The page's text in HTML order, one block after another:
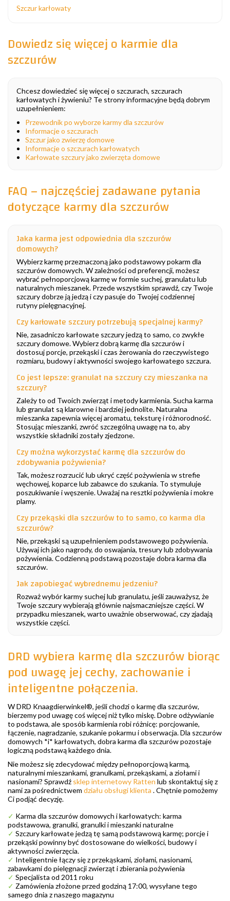
Szczur karłowaty
Dowiedz się więcej o karmie dla
szczurów
Chcesz dowiedzieć się więcej o szczurach, szczurach
karłowatych i żywieniu? Te strony informacyjne będą dobrym
uzupełnieniem:
Przewodnik po wyborze karmy dla szczurów
Informacje o szczurach
Szczur jako zwierzę domowe
Informacje o szczurach karłowatych
Karłowate szczury jako zwierzęta domowe
FAQ – najczęściej zadawane pytania
dotyczące karmy dla szczurów
Jaka karma jest odpowiednia dla szczurów
domowych?
Wybierz karmę przeznaczoną jako podstawowy pokarm dla
szczurów domowych. W zależności od preferencji, możesz
wybrać pełnoporcjową karmę w formie suchej, granulatu lub
naturalnych mieszanek. Przede wszystkim sprawdź, czy Twoje
szczury dobrze ją jedzą i czy pasuje do Twojej codziennej
rutyny pielęgnacyjnej.
Czy karłowate szczury potrzebują specjalnej karmy?
Nie, zasadniczo karłowate szczury jedzą to samo, co zwykłe
szczury domowe. Wybierz dobrą karmę dla szczurów i
dostosuj porcje, przekąski i czas żerowania do rzeczywistego
rozmiaru, budowy i aktywności swojego karłowatego szczura.
Co jest lepsze: granulat na szczury czy mieszanka na
szczury?
Zależy to od Twoich zwierząt i metody karmienia. Sucha karma
lub granulat są klarowne i bardziej jednolite. Naturalna
mieszanka zapewnia więcej aromatu, teksturę i różnorodność.
Stosując mieszanki, zwróć szczególną uwagę na to, aby
wszystkie składniki zostały zjedzone.
Czy można wykorzystać karmę dla szczurów do
zdobywania pożywienia?
Tak, możesz rozrzucić lub ukryć część pożywienia w strefie
węchowej, koparce lub zabawce do szukania. To stymuluje
poszukiwanie i węszenie. Uważaj na resztki pożywienia i mokre
plamy.
Czy przekąski dla szczurów to to samo, co karma dla
szczurów?
Nie, przekąski są uzupełnieniem podstawowego pożywienia.
Używaj ich jako nagrody, do oswajania, tresury lub zdobywania
pożywienia. Codzienną podstawą pozostaje dobra karma dla
szczurów.
Jak zapobiegać wybrednemu jedzeniu?
Rozważ wybór karmy suchej lub granulatu, jeśli zauważysz, że
Twoje szczury wybierają głównie najsmaczniejsze części. W
przypadku mieszanek, warto uważnie obserwować, czy zjadają
wszystkie części.
DRD wybiera karmę dla szczurów biorąc
pod uwagę jej cechy, zachowanie i
inteligentne połączenia.
W DRD Knaagdierwinkel®, jeśli chodzi o karmę dla szczurów,
bierzemy pod uwagę coś więcej niż tylko miskę. Dobre odżywianie
to podstawa, ale sposób karmienia robi różnicę: porcjowanie,
łączenie, nagradzanie, szukanie pokarmu i obserwacja. Dla szczurów
domowych *i* karłowatych, dobra karma dla szczurów pozostaje
logiczną podstawą każdego dnia.
Nie możesz się zdecydować między pełnoporcjową karmą,
naturalnymi mieszankami, granulkami, przekąskami, a ziołami i
nasionami? Sprawdź sklep internetowy Ratten lub skontaktuj się z
nami za pośrednictwem działu obsługi klienta . Chętnie pomożemy
Ci podjąć decyzję.
✓ Karma dla szczurów domowych i karłowatych: karma
podstawowa, granulki, granulki i mieszanki naturalne
✓ Szczury karłowate jedzą tę samą podstawową karmę; porcje i
przekąski powinny być dostosowane do wielkości, budowy i
aktywności zwierzęcia.
✓ Inteligentnie łączy się z przekąskami, ziołami, nasionami,
zabawkami do pielęgnacji zwierząt i zbierania pożywienia
✓ Specjalista od 2011 roku
✓ Zamówienia złożone przed godziną 17:00, wysyłane tego
samego dnia z naszego magazynu